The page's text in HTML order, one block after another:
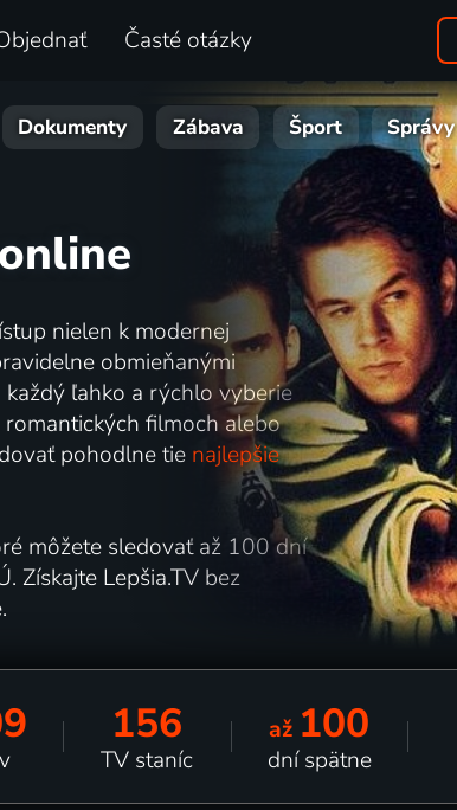
Časté otázky
Dokumenty Zábava Šport Správy
nielen k modernej
obmieňanými
ľahko a rýchlo vyberie
filmoch alebo
pohodlne tie najlepšie
môžete sledovať až 100 dní
Získajte Lepšia.TV bez
156
TV staníc
až 100
dní spätne